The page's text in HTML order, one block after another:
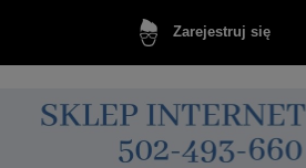
Zarejestruj się